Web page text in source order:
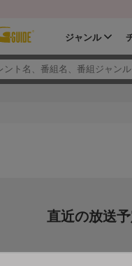
ジャンル
直近の放送